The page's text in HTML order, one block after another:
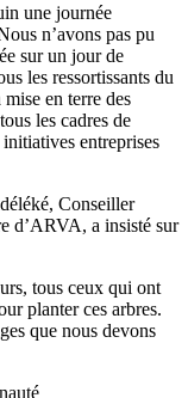
une journée
n’avons pas pu
sur un jour de
les ressortissants du
en terre des
les cadres de
entreprises
Conseiller
d’ARVA, a insisté sur
tous ceux qui ont
planter ces arbres.
que nous devons